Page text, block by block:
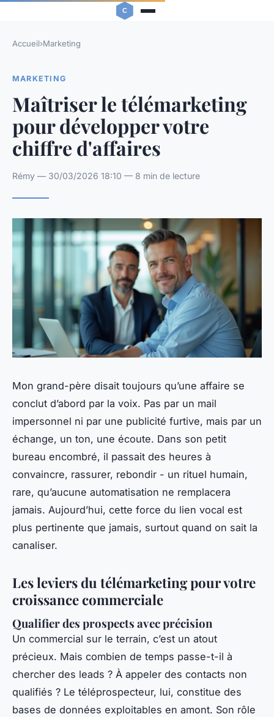
Accueil›Marketing
MARKETING
Maîtriser le télémarketing
pour développer votre
chiffre d'affaires
Rémy — 30/03/2026 18:10 — 8 min de lecture
Mon grand-père disait toujours qu’une affaire se
conclut d’abord par la voix. Pas par un mail
impersonnel ni par une publicité furtive, mais par un
échange, un ton, une écoute. Dans son petit
bureau encombré, il passait des heures à
convaincre, rassurer, rebondir - un rituel humain,
rare, qu’aucune automatisation ne remplacera
jamais. Aujourd’hui, cette force du lien vocal est
plus pertinente que jamais, surtout quand on sait la
canaliser.
Les leviers du télémarketing pour votre
croissance commerciale
Qualifier des prospects avec précision
Un commercial sur le terrain, c’est un atout
précieux. Mais combien de temps passe-t-il à
chercher des leads ? À appeler des contacts non
qualifiés ? Le téléprospecteur, lui, constitue des
bases de données exploitables en amont. Son rôle